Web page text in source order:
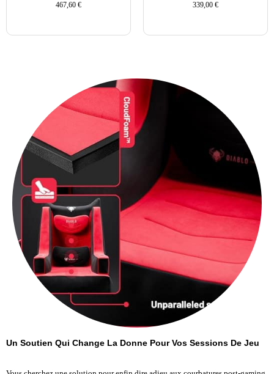
467,60 € 339,00 €
Un Soutien Qui Change La Donne Pour Vos Sessions De Jeu